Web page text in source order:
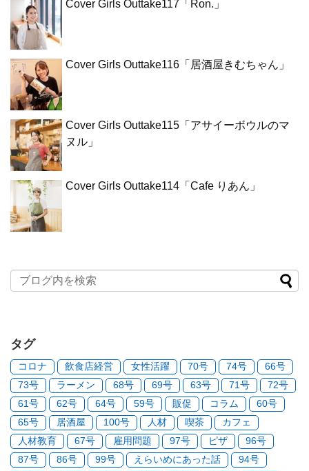
Cover Girls Outtake117「Ron.」
Cover Girls Outtake116「居酒屋きむちゃん」
Cover Girls Outtake115「アサイーボウルのマ
ヌル」
Cover Girls Outtake114「Cafe りあん」
タグ
コロナ 飲食店経営 女性活躍 70号 74号
66号
73号
ラーメン 68号 69号 63号 71号
72号
61号
62号 64号 59号 販促 コラム
60号
65号
居酒屋 100号 人材 喫茶
カフェ
人材教育
67号 雇用問題 97号 ピザ
96号
87号
86号 99号 えらいめにあった話
94号